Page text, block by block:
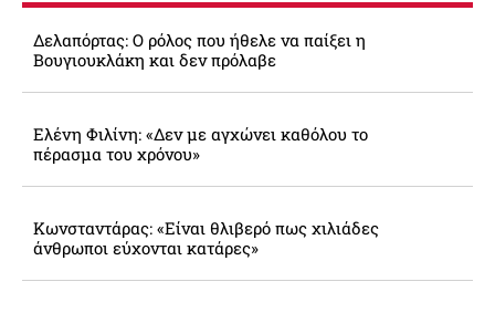
Δελαπόρτας: Ο ρόλος που ήθελε να παίξει η
Βουγιουκλάκη και δεν πρόλαβε
Ελένη Φιλίνη: «Δεν με αγχώνει καθόλου το
πέρασμα του χρόνου»
Κωνσταντάρας: «Είναι θλιβερό πως χιλιάδες
άνθρωποι εύχονται κατάρες»